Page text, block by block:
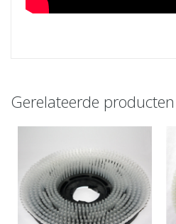
Gerelateerde producten